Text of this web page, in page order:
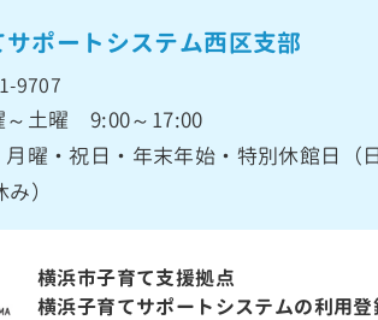
ポートシステム西区支部
9707
～土曜 9:00～17:00
曜・祝日・年末年始・特別休館日（
）
横浜市子育て支援拠点
横浜子育てサポートシステムの利用登